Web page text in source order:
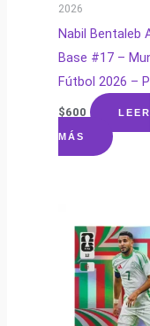
2026
Nabil Bentaleb
Base #17 –
Fútbol 2026 –
$600 LEER
MÁS